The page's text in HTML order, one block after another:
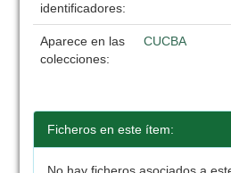
identificadores:
Aparece en las
colecciones:
CUCBA
Ficheros en este ítem: